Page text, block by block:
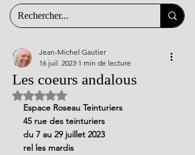
Les coeurs andalous
Jean-Michel Gautier
16 juil. 2023 1 min de lecture
Noté NaN étoiles sur 5.
Espace Roseau Teinturiers
45 rue des teinturiers
du 7 au 29 juillet 2023
rel les mardis